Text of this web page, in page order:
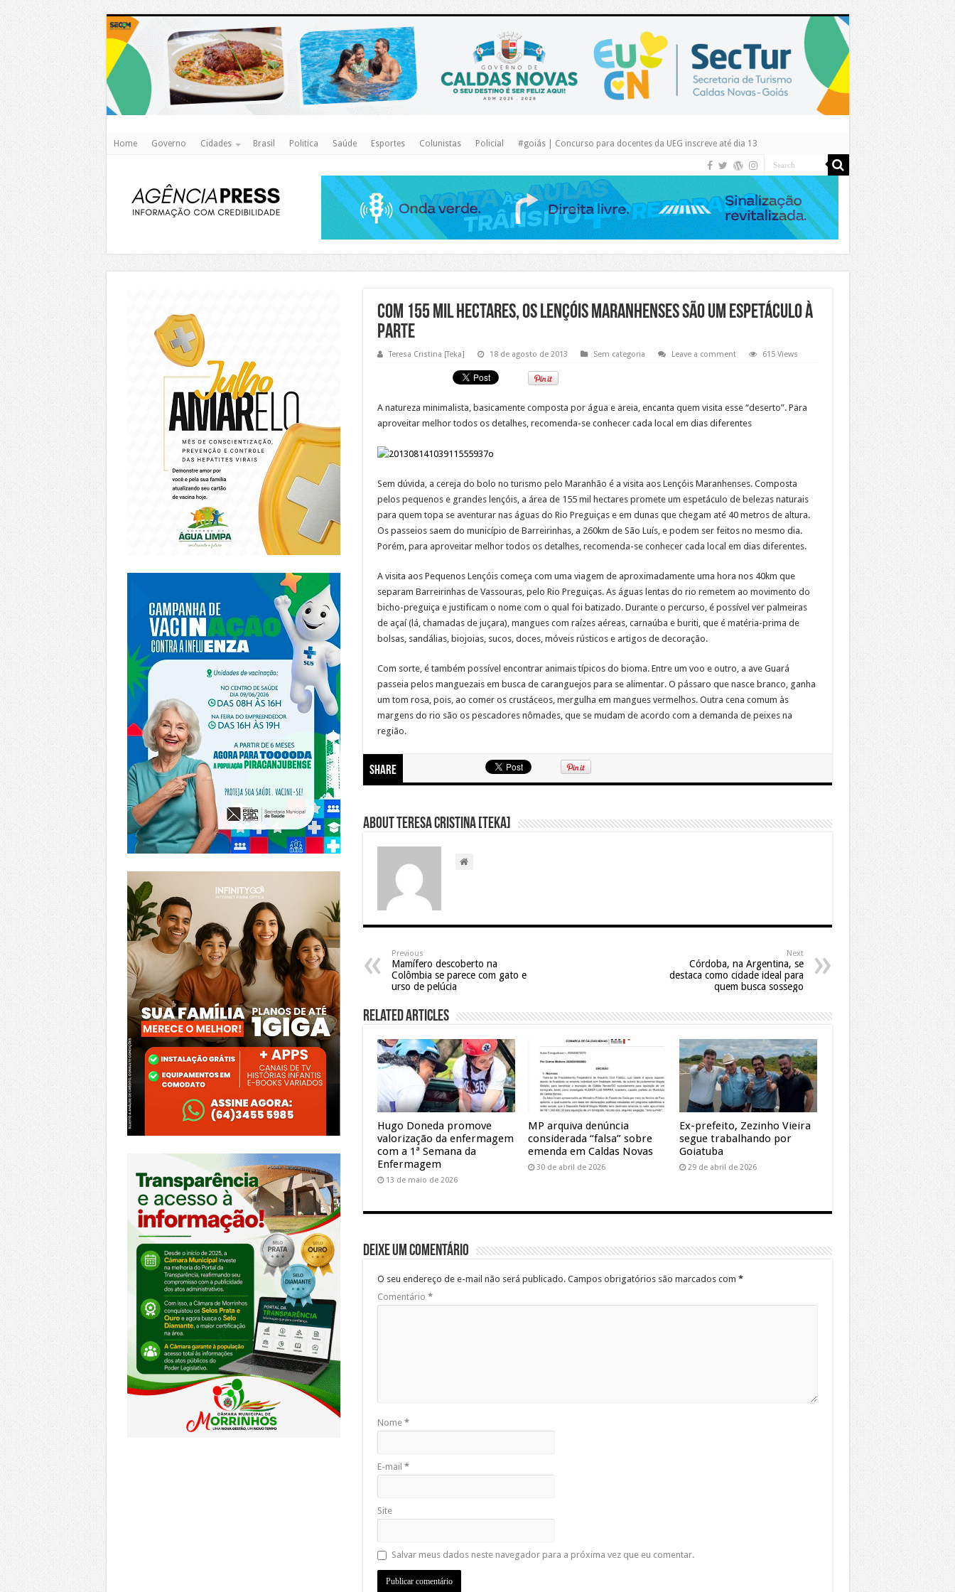
https://www.caldasnovas.go.gov.br/
Home Governo Cidades Brasil Politica Saúde Esportes Colunistas Policial #goiás | Concurso para docentes da UEG inscreve até dia 13
Com 155 mil hectares, os Lençóis Maranhenses são um espetáculo à
parte
Teresa Cristina [Teka] 18 de agosto de 2013 Sem categoria Leave a comment 615 Views
A natureza minimalista, basicamente composta por água e areia, encanta quem visita esse “deserto”. Para
aproveitar melhor todos os detalhes, recomenda-se conhecer cada local em dias diferentes
Sem dúvida, a cereja do bolo no turismo pelo Maranhão é a visita aos Lençóis Maranhenses. Composta
pelos pequenos e grandes lençóis, a área de 155 mil hectares promete um espetáculo de belezas naturais
para quem topa se aventurar nas águas do Rio Preguiças e em dunas que chegam até 40 metros de altura.
Os passeios saem do município de Barreirinhas, a 260km de São Luís, e podem ser feitos no mesmo dia.
Porém, para aproveitar melhor todos os detalhes, recomenda-se conhecer cada local em dias diferentes.
A visita aos Pequenos Lençóis começa com uma viagem de aproximadamente uma hora nos 40km que
separam Barreirinhas de Vassouras, pelo Rio Preguiças. As águas lentas do rio remetem ao movimento do
bicho-preguiça e justificam o nome com o qual foi batizado. Durante o percurso, é possível ver palmeiras
de açaí (lá, chamadas de juçara), mangues com raízes aéreas, carnaúba e buriti, que é matéria-prima de
bolsas, sandálias, biojoias, sucos, doces, móveis rústicos e artigos de decoração.
Com sorte, é também possível encontrar animais típicos do bioma. Entre um voo e outro, a ave Guará
passeia pelos manguezais em busca de caranguejos para se alimentar. O pássaro que nasce branco, ganha
um tom rosa, pois, ao comer os crustáceos, mergulha em mangues vermelhos. Outra cena comum às
margens do rio são os pescadores nômades, que se mudam de acordo com a demanda de peixes na
região.
Share
About Teresa Cristina [Teka]
Previous
Mamífero descoberto na
Colômbia se parece com gato e
urso de pelúcia
Next
Córdoba, na Argentina, se
destaca como cidade ideal para
quem busca sossego
Related Articles
Hugo Doneda promove
valorização da enfermagem
com a 1ª Semana da
Enfermagem
13 de maio de 2026
MP arquiva denúncia
considerada “falsa” sobre
emenda em Caldas Novas
30 de abril de 2026
Ex-prefeito, Zezinho Vieira
segue trabalhando por
Goiatuba
29 de abril de 2026
Deixe um comentário
O seu endereço de e-mail não será publicado. Campos obrigatórios são marcados com *
Comentário *
Nome *
E-mail *
Site
Salvar meus dados neste navegador para a próxima vez que eu comentar.
https://piracanjuba.go.gov.br/
https://www.infinitygo.com.br/
https://morrinhos.go.leg.br/